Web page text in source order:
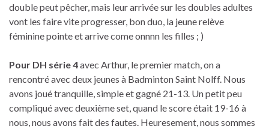
double peut pêcher, mais leur arrivée sur les doubles adultes
vont les faire vite progresser, bon duo, la jeune relève
féminine pointe et arrive come onnnn les filles ; )
Pour DH série 4avec Arthur, le premier match, on a
rencontré avec deux jeunes à Badminton Saint Nolff. Nous
avons joué tranquille, simple et gagné 21-13. Un petit peu
compliqué avec deuxième set, quand le score était 19-16 à
nous, nous avons fait des fautes. Heuresement, nous sommes